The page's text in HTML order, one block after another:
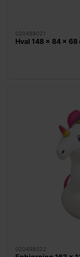
020498021
Hval 148 x 84 x 68
020498022